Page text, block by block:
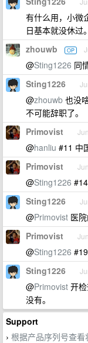
有什么用，小微
日基本就没休过。
zhouwb OP
@Sting1226 同
Sting1226
@zhouwb 也没
不可能辞职了。
Primovist
@hanliu #11 中
Primovist
@Sting1226
Sting1226
@Primovist 医
Primovist
@Sting1226
Sting1226
@Primovist 开
没有。
Support
› 根据产品序列号查看